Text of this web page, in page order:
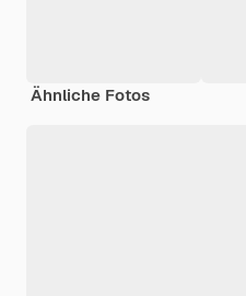
Ähnliche Fotos